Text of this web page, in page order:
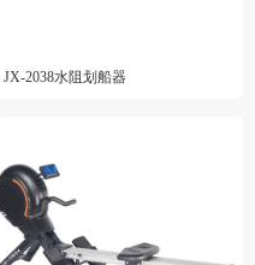
JX-2038水阻划船器